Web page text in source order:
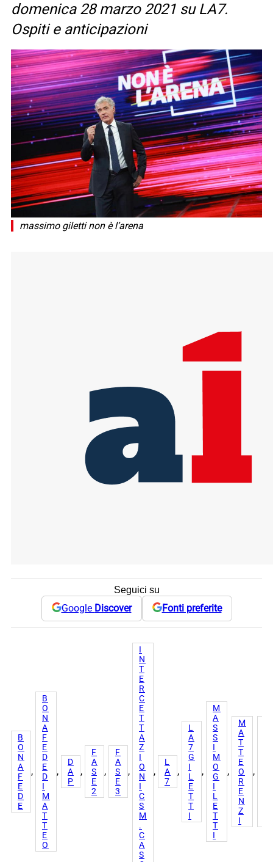
domenica 28 marzo 2021 su LA7.
Ospiti e anticipazioni
massimo giletti non è l’arena
Seguici su
Google Discover Fonti preferite
B
O
N
A
F
E
D
E
,
B
O
N
A
F
E
D
E
D
I
M
A
T
T
E
O
,
D
A
P
,
F
A
S
E
2
,
F
A
S
E
3
,
I
N
T
E
R
C
E
T
T
A
Z
I
O
N
I
C
S
M
.
C
A
S
,
L
A
7
,
L
A
7
G
I
L
E
T
T
I
,
M
A
S
S
I
M
O
G
I
L
E
T
T
I
,
M
A
T
T
E
O
R
E
N
Z
I
,